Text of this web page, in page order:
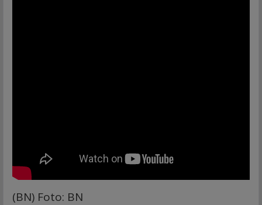
(BN) Foto: BN